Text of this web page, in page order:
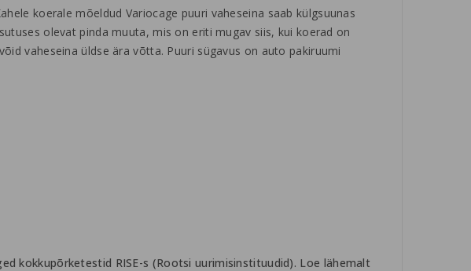
koerale mõeldud Variocage puuri vaheseina saab külgsuunas
olevat pinda muuta, mis on eriti mugav siis, kui koerad on
vaheseina üldse ära võtta. Puuri sügavus on auto pakiruumi
kokkupõrketestid RISE-s (Rootsi uurimisinstituudid). Loe lähemalt